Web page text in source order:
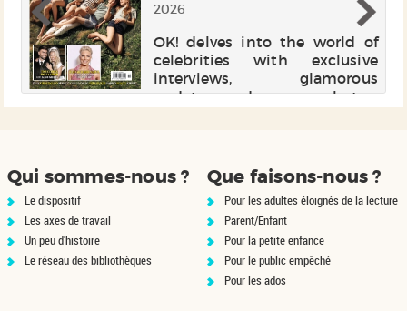
2026
OK! delves into the world of
celebrities with exclusive
interviews, glamorous
updates, and unseen photos.
celebrity news. Subscribe via
Cafeyn to st...
Qui sommes-nous ?
Le dispositif
Les axes de travail
Un peu d'histoire
Le réseau des bibliothèques
Que faisons-nous ?
Pour les adultes éloignés de la lecture
Parent/Enfant
Pour la petite enfance
Pour le public empêché
Pour les ados